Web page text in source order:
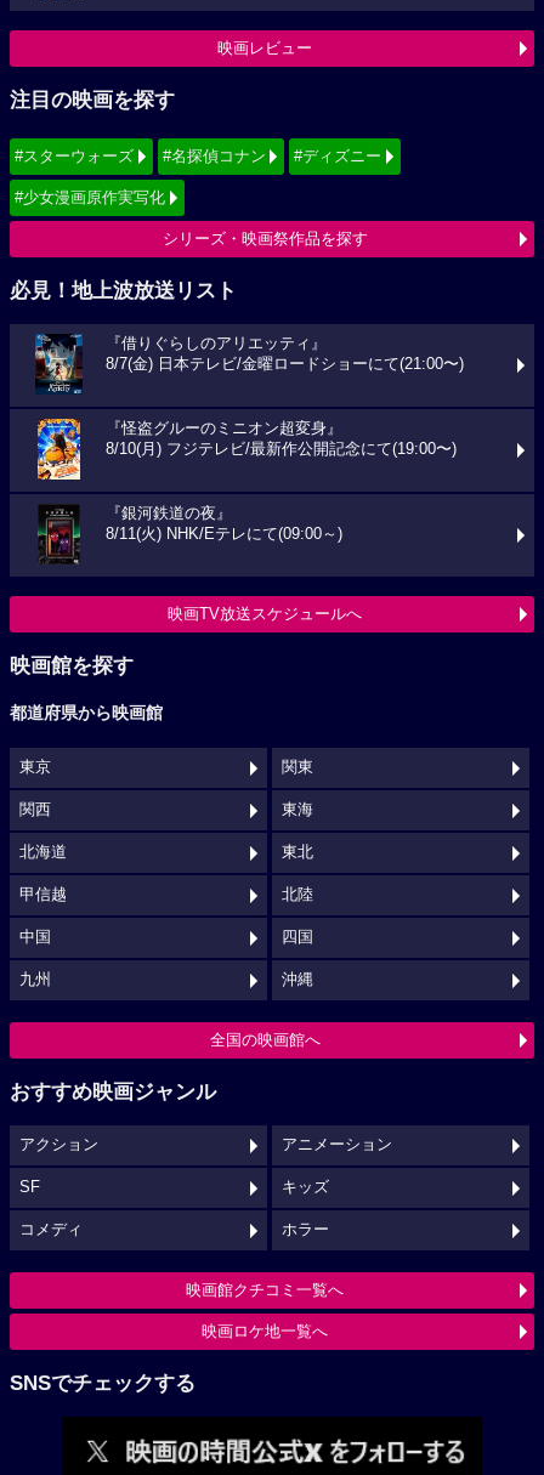
映画レビュー
注目の映画を探す
#スターウォーズ #名探偵コナン #ディズニー
#少女漫画原作実写化
シリーズ・映画祭作品を探す
必見！地上波放送リスト
『借りぐらしのアリエッティ』
8/7(金) 日本テレビ/金曜ロードショーにて(21:00〜)
『怪盗グルーのミニオン超変身』
8/10(月) フジテレビ/最新作公開記念にて(19:00〜)
『銀河鉄道の夜』
8/11(火) NHK/Eテレにて(09:00～)
映画TV放送スケジュールへ
映画館を探す
都道府県から映画館
東京 関東
関西 東海
北海道 東北
甲信越 北陸
中国 四国
九州 沖縄
全国の映画館へ
おすすめ映画ジャンル
アクション アニメーション
SF キッズ
コメディ ホラー
映画館クチコミ一覧へ
映画ロケ地一覧へ
SNSでチェックする